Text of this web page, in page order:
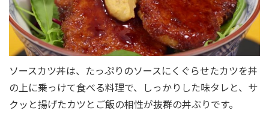
ソースカツ丼は、たっぷりのソースにくぐらせたカツを丼
の上に乗っけて食べる料理で、しっかりした味タレと、サ
クッと揚げたカツとご飯の相性が抜群の丼ぶりです。